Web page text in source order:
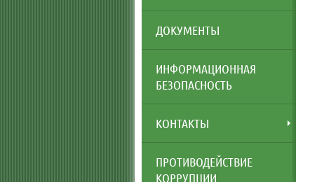
ДОКУМЕНТЫ
ИНФОРМАЦИОННАЯ
БЕЗОПАСНОСТЬ
КОНТАКТЫ
ПРОТИВОДЕЙСТВИЕ
КОРРУПЦИИ